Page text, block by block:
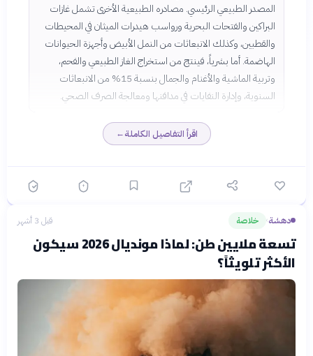
المصدر الطبيعي الرئيسي. مصادره الطبيعية الأخرى تشمل غازات
البراكين والفتحات البحرية ورواسب هيدرات الميثان في المحيطات
والقطبين، وكذلك الانبعاثات من النمل الأبيض وأجهزة الحيوانات
الهاضمة. أما بشرياً، فينتج من استخراج الغاز الطبيعي والفحم،
وتربية الماشية والأغنام والجمال بنسبة 15% من الانبعاثات
السنوية، وإدارة النفايات في مدافنها ومعالجة الصرف الصحي.
اقرأ التفاصيل الكاملة←
دهشة› خلاصة قبل 3 أشهر
تسعة ملايين طن: لماذا مونديال 2026 سيكون
الأكثر تلويثاً؟